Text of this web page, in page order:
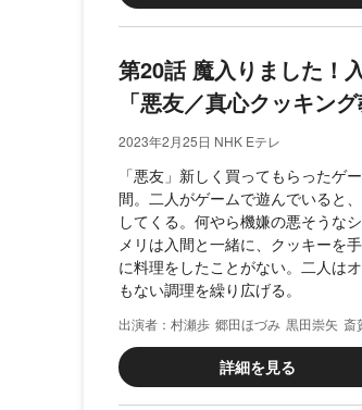
第20話 魔入りました！
「悪友／真心クッキング
2023年2月25日 NHK Eテレ
「悪友」新しく買ってもらったゲ
間。二人がゲームで遊んでいると
してくる。何やら機嫌の悪そうな
メリは入間と一緒に、クッキーを
に料理をしたことがない。二人は
もない調理を繰り広げる。
村瀬歩 郷田ほづみ 黒田崇矢 斎
詳細を見る